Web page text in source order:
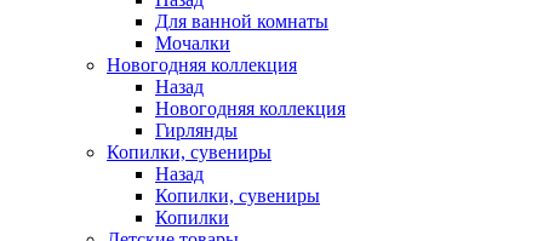
Для ванной комнаты
Мочалки
Новогодняя коллекция
Назад
Новогодняя коллекция
Гирлянды
Копилки, сувениры
Назад
Копилки, сувениры
Копилки